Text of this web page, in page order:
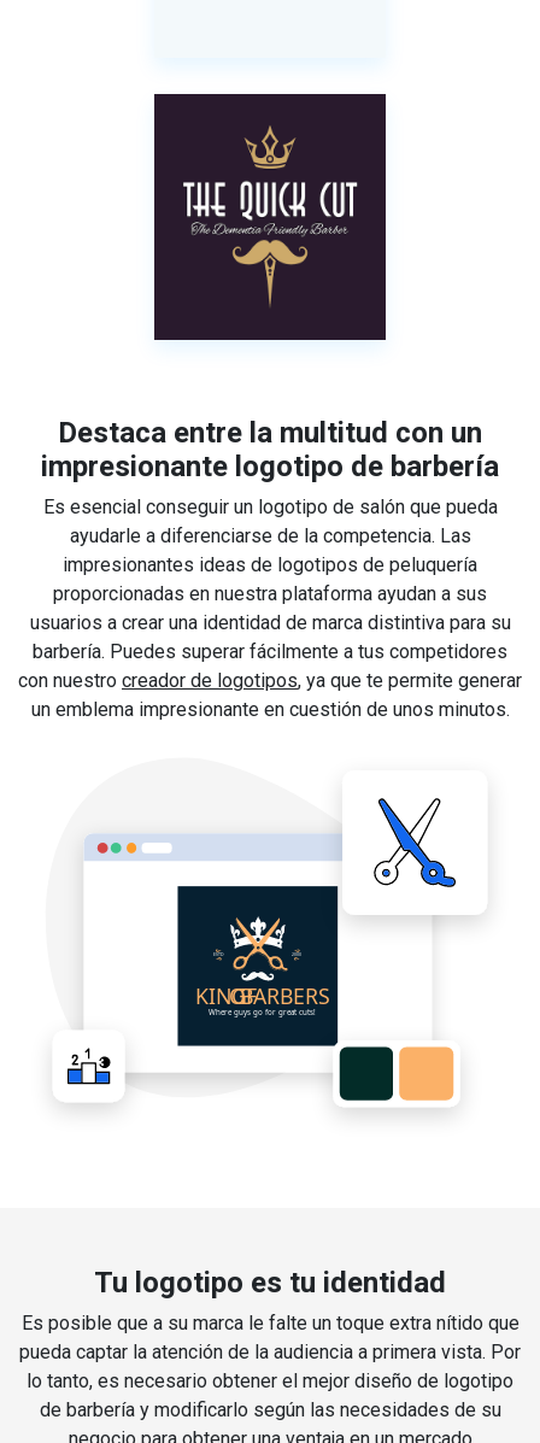
Destaca entre la multitud con un
impresionante logotipo de barbería
Es esencial conseguir un logotipo de salón que pueda
ayudarle a diferenciarse de la competencia. Las
impresionantes ideas de logotipos de peluquería
proporcionadas en nuestra plataforma ayudan a sus
usuarios a crear una identidad de marca distintiva para su
barbería. Puedes superar fácilmente a tus competidores
con nuestro creador de logotipos, ya que te permite generar
un emblema impresionante en cuestión de unos minutos.
Tu logotipo es tu identidad
Es posible que a su marca le falte un toque extra nítido que
pueda captar la atención de la audiencia a primera vista. Por
lo tanto, es necesario obtener el mejor diseño de logotipo
de barbería y modificarlo según las necesidades de su